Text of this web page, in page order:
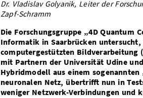
Dr. Vladislav Golyanik, Leiter der
Zapf-Schramm
Die Forschungsgruppe „4D Quantum
Informatik in Saarbrücken
computergestützten Bildverarbeitung
mit Partnern der Universität Udine
Hybridmodell aus einem
neuronalen Netz, übertrifft nun in
weniger Netzwerk-Verbindungen und